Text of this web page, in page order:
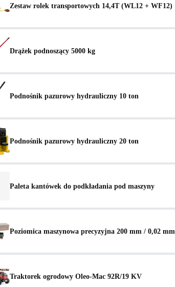
Zestaw rolek transportowych 14,4T (WL12 + WF12)
Drążek podnoszący 5000 kg
Podnośnik pazurowy hydrauliczny 10 ton
Podnośnik pazurowy hydrauliczny 20 ton
Paleta kantówek do podkładania pod maszyny
Poziomica maszynowa precyzyjna 200 mm / 0,02 mm
Traktorek ogrodowy Oleo-Mac 92R/19 KV